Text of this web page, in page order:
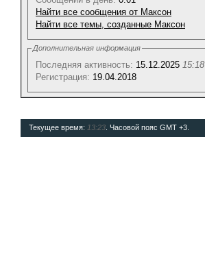
Найти все сообщения от Максон
Найти все темы, созданные Максон
Дополнительная информация
Последняя активность: 15.12.2025 15:18
Регистрация: 19.04.2018
Текущее время: 13:23 . Часовой пояс GMT +3.